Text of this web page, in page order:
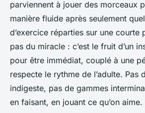
parviennent à jouer des morceaux
manière fluide après seulement
d’exercice réparties sur une courte
pas du miracle : c’est le fruit d’un
pour être immédiat, couplé à une
respecte le rythme de l’adulte. Pas
indigeste, pas de gammes
en faisant, en jouant ce qu’on